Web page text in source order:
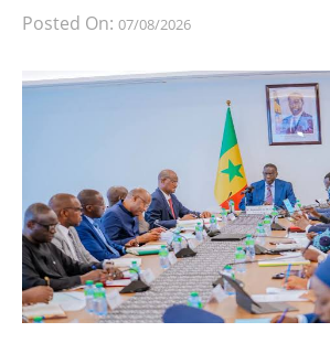
Posted On: 07/08/2026